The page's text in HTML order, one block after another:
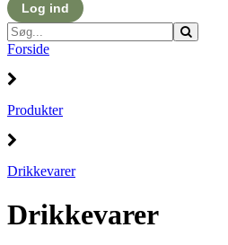
Log ind
Forside
Produkter
Drikkevarer
Drikkevarer